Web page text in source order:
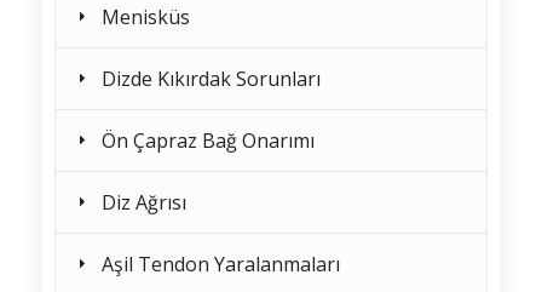
Menisküs
Dizde Kıkırdak Sorunları
Ön Çapraz Bağ Onarımı
Diz Ağrısı
Aşil Tendon Yaralanmaları